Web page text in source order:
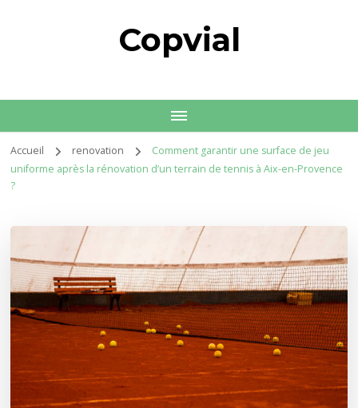
Copvial
Accueil renovation
Comment garantir une surface de jeu
uniforme après la rénovation d’un terrain de tennis à Aix-en-Provence
?